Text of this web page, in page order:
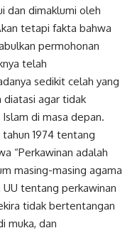
dan dimaklumi oleh
tetapi fakta bahwa
permohonan
telah
sedikit celah yang
diatasi agar tidak
di masa depan.
1974 tentang
“Perkawinan adalah
masing-masing agama
UU tentang perkawinan
tidak bertentangan
muka, dan